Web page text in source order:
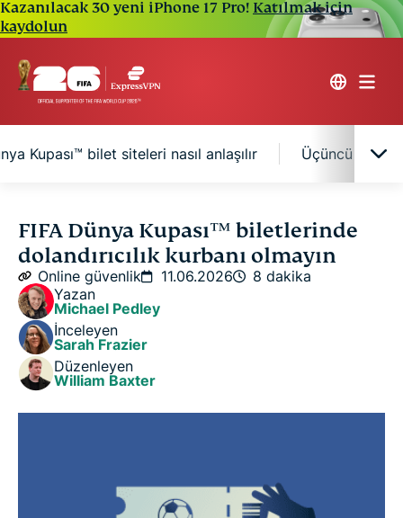
Kazanılacak 30 yeni iPhone 17 Pro! Katılmak için
kaydolun
Kupası™ bilet siteleri nasıl anlaşılır Üçüncü taraf
Dolandırıcılar FIFA Dünya Kupası™’nda
futbolseverleri neden hedef alıyor
En yaygın FIFA Dünya Kupası™ bilet dolandırıcılığı
yöntemleri
Sahte FIFA Dünya Kupası™ bilet siteleri nasıl
anlaşılır
Bilet dolandırıcılığı mağduru olmamak için ne
FIFA Dünya Kupası™ biletlerinde
dolandırıcılık kurbanı olmayın
Online güvenlik 11.06.2026
8 dakika
Yazan
Michael Pedley
İnceleyen
Sarah Frazier
Düzenleyen
William Baxter